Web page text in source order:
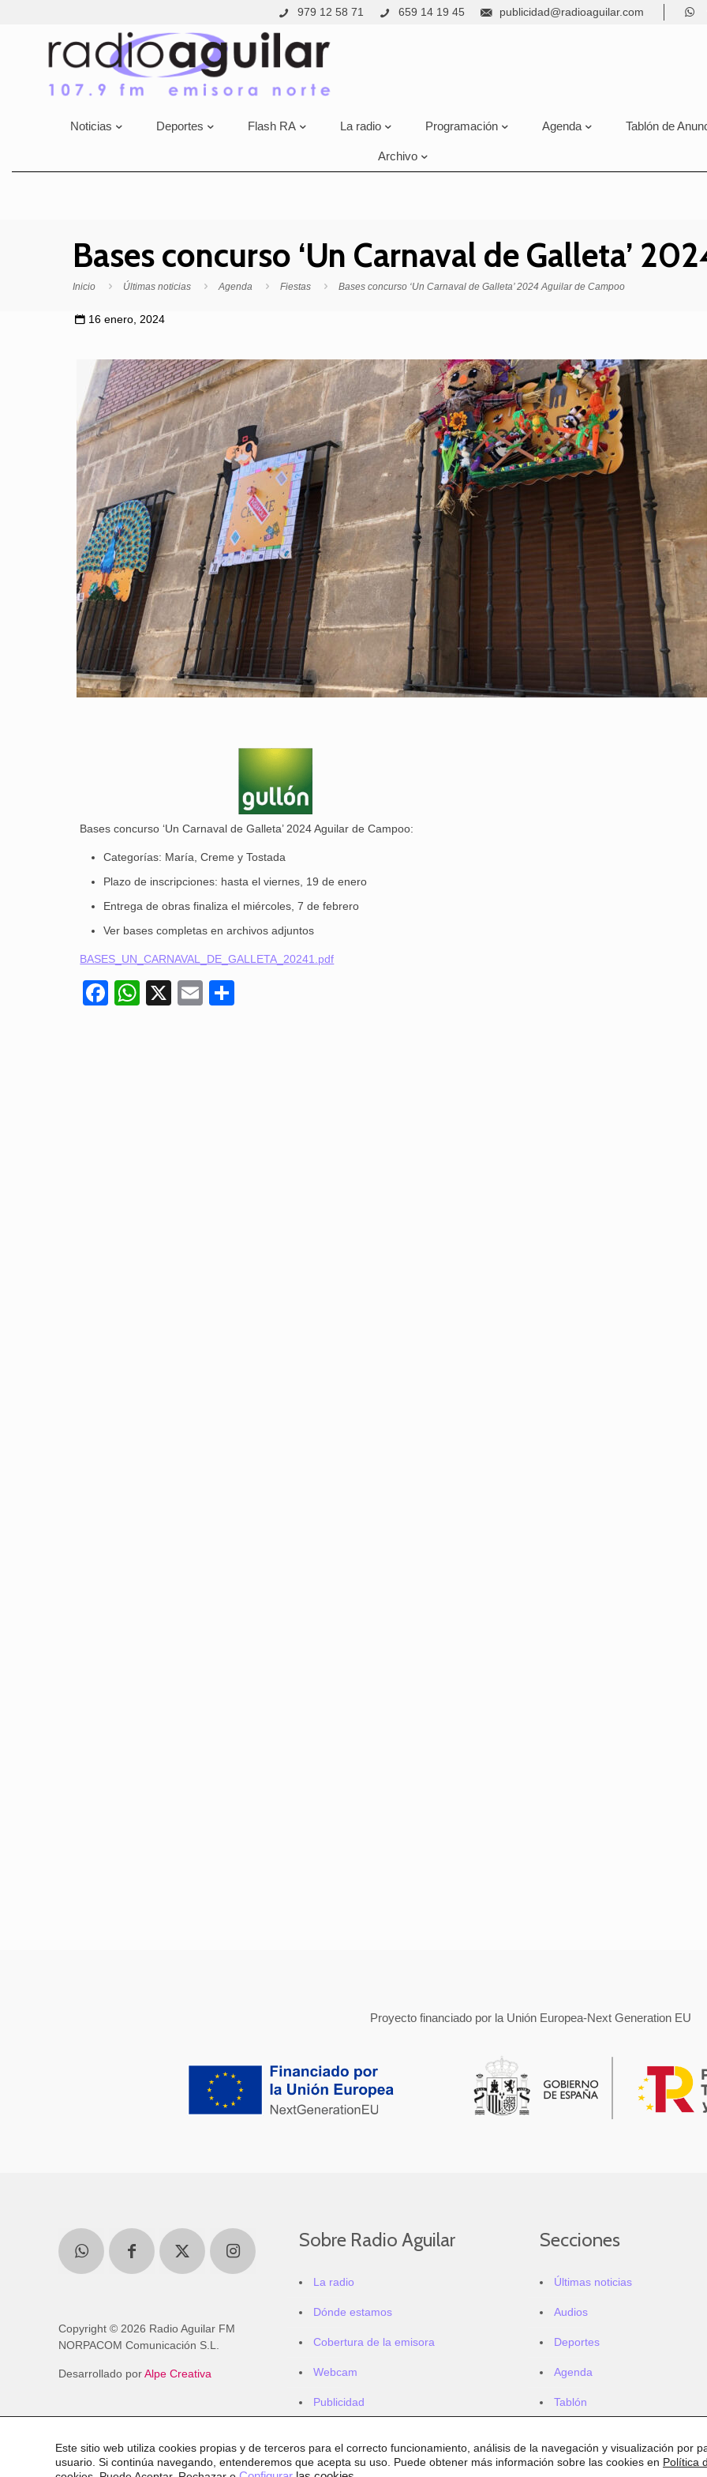
979 12 58 71 659 14 19 45 publicidad@radioaguilar.com
Noticias Deportes Flash RA La radio Programación Agenda Tablón de
Archivo
Bases concurso ‘Un Carnaval de Galleta’
Inicio Últimas noticias Agenda Fiestas Bases concurso ‘Un Carnaval de Galleta’ 2024 Aguilar de Campoo
16 enero, 2024
Bases concurso ‘Un Carnaval de Galleta’ 2024 Aguilar de Campoo:
Categorías: María, Creme y Tostada
Plazo de inscripciones: hasta el viernes, 19 de enero
Entrega de obras finaliza el miércoles, 7 de febrero
Ver bases completas en archivos adjuntos
BASES_UN_CARNAVAL_DE_GALLETA_20241.pdf
Facebook
WhatsApp
X Email
Proyecto financiado por la Unión Europea-Next Generation EU
Copyright © 2026 Radio Aguilar FM
NORPACOM Comunicación S.L.
Desarrollado porAlpe Creativa
Sobre Radio Aguilar
La radio
Dónde estamos
Cobertura de la emisora
Webcam
Publicidad
Secciones
Últimas noticias
Audios
Deportes
Agenda
Tablón
Este sitio web utiliza cookies propias y de terceros para el correcto funcionamiento, análisis de la navegación y visualización por
usuario. Si continúa navegando, entenderemos que acepta su uso. Puede obtener más información sobre las cookies en Política